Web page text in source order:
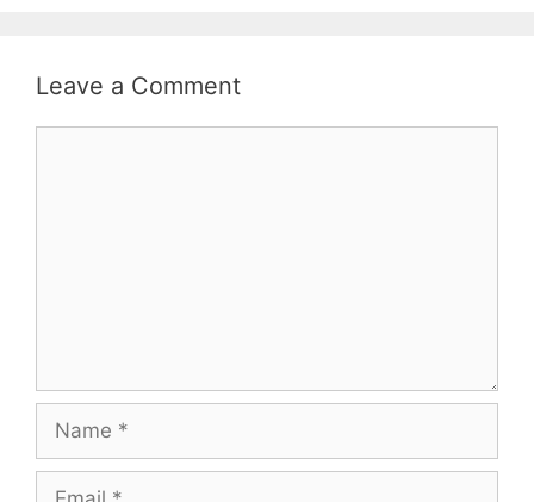
Leave a Comment